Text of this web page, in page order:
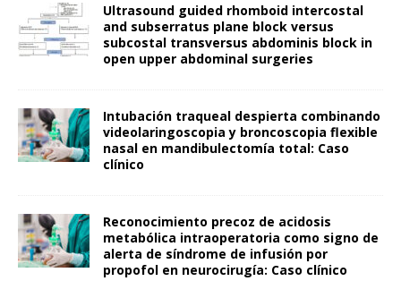
Ultrasound guided rhomboid intercostal
and subserratus plane block versus
subcostal transversus abdominis block in
open upper abdominal surgeries
Intubación traqueal despierta combinando
videolaringoscopia y broncoscopia flexible
nasal en mandibulectomía total: Caso
clínico
Reconocimiento precoz de acidosis
metabólica intraoperatoria como signo de
alerta de síndrome de infusión por
propofol en neurocirugía: Caso clínico